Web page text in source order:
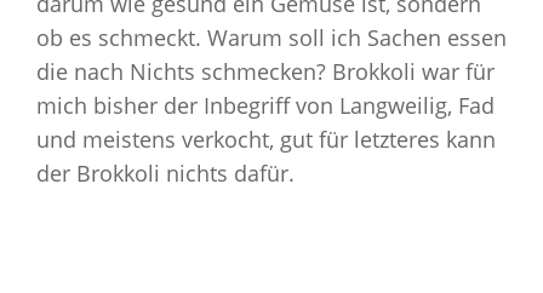
ob es schmeckt. Warum soll ich Sachen essen
die nach Nichts schmecken? Brokkoli war für
mich bisher der Inbegriff von Langweilig, Fad
und meistens verkocht, gut für letzteres kann
der Brokkoli nichts dafür.